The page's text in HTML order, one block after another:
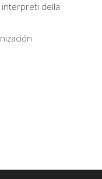
interpreti della